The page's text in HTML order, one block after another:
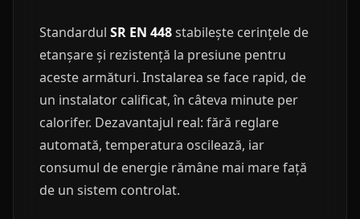
Standardul SR EN 448stabilește cerințele de
etanșare și rezistență la presiune pentru
aceste armături. Instalarea se face rapid, de
un instalator calificat, în câteva minute per
calorifer. Dezavantajul real: fără reglare
automată, temperatura oscilează, iar
consumul de energie rămâne mai mare față
de un sistem controlat.